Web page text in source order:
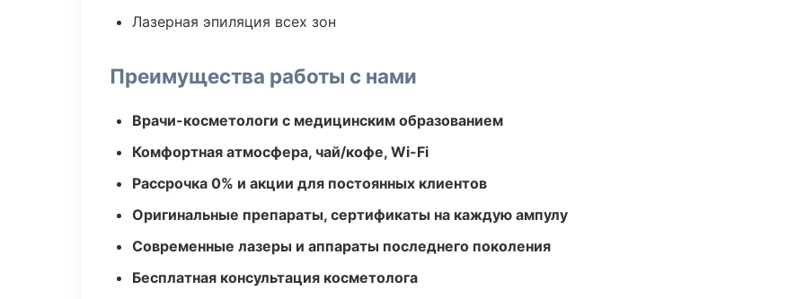
Лазерная эпиляция всех зон
Преимущества работы с нами
Врачи-косметологи с медицинским образованием
Комфортная атмосфера, чай/кофе, Wi-Fi
Рассрочка 0% и акции для постоянных клиентов
Оригинальные препараты, сертификаты на каждую ампулу
Современные лазеры и аппараты последнего поколения
Бесплатная консультация косметолога